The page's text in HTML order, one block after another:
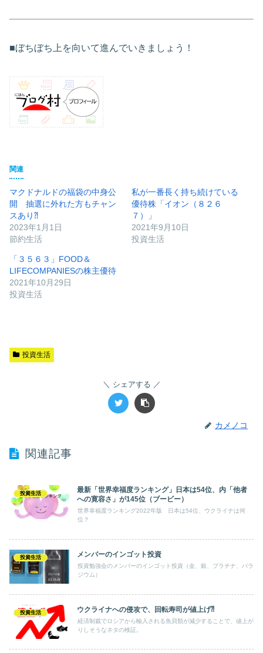
■ぼちぼち上を向いて進んでいきましょう！
関連
マクドナルドの福袋の中身公
開 抽選に外れた方もチャン
スあり⁈
2023年1月1日
節約生活
私が一番長く持ち続けている
優待株「イオン（８２６
７）」
2021年9月10日
投資生活
「３５６３」FOOD＆
LIFECOMPANIESの株主優待
2021年10月29日
投資生活
投資生活
シェアする
カメノコ
関連記事
投資生活
最新「世界幸福度ランキング」日本は54位、内「他者
への寛容さ」が145位（ブービー）
世界幸福度ランキング2022年版 日本は54位、ウクライナは何
位？
投資生活 メンバーのインゴット投資
投資勉強会のメンバーのインゴット投資（金、銀、プラチナ、パラ
ジウム）
投資生活 ウクライナへの侵攻で、回転寿司が値上げ⁈
経済制裁でロシアから輸入される魚貝類が減少することで、値上が
りしそうなネタの検証。